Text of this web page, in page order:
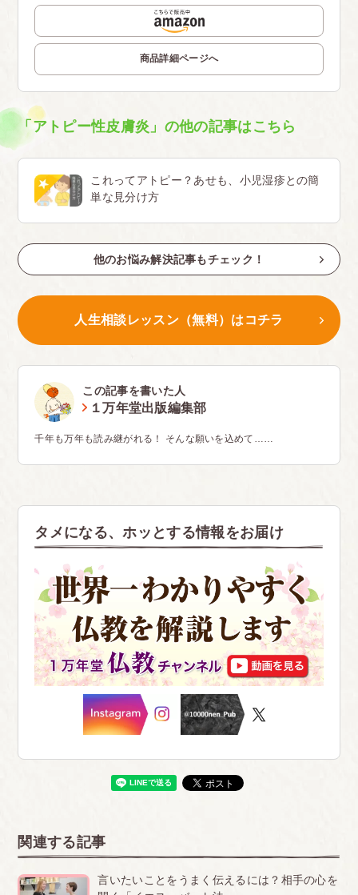
商品詳細ページへ
「アトピー性皮膚炎」の他の記事はこちら
これってアトピー？あせも、小児湿疹との簡
単な見分け方
他のお悩み解決記事もチェック！
人生相談レッスン（無料）はコチラ
この記事を書いた人
１万年堂出版編集部
千年も万年も読み継がれる！ そんな願いを込めて……
タメになる、ホッとする情報をお届け
関連する記事
言いたいことをうまく伝えるには？相手の心を